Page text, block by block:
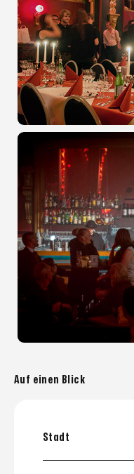
Auf einen Blick
Stadt